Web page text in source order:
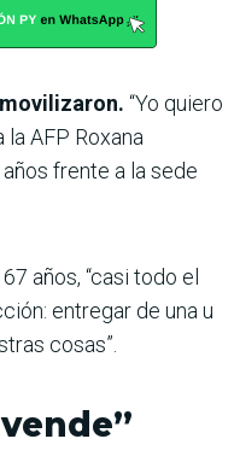
“Yo quiero
AFP Roxana
frente a la sede
años, “casi todo el
entregar de una u
cosas”.